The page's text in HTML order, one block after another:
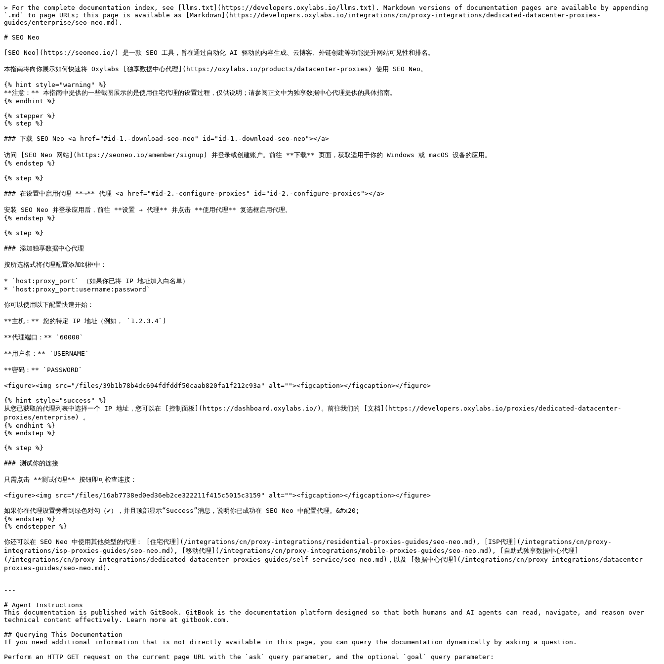
> For the complete documentation index, see [llms.txt](https://developers.oxylabs.io/llms.txt). Markdown versions of documentation pages are available by appending
`.md` to page URLs; this page is available as [Markdown](https://developers.oxylabs.io/integrations/cn/proxy-integrations/dedicated-datacenter-proxies-
guides/enterprise/seo-neo.md).
# SEO Neo
[SEO Neo](https://seoneo.io/) 是一款 SEO 工具，旨在通过自动化 AI 驱动的内容生成、云博客、外链创建等功能提升网站可见性和排名。
本指南将向你展示如何快速将 Oxylabs [独享数据中心代理](https://oxylabs.io/products/datacenter-proxies) 使用 SEO Neo。
{% hint style="warning" %}
**注意：** 本指南中提供的一些截图展示的是使用住宅代理的设置过程，仅供说明；请参阅正文中为独享数据中心代理提供的具体指南。
{% endhint %}
{% stepper %}
{% step %}
### 下载 SEO Neo <a href="#id-1.-download-seo-neo" id="id-1.-download-seo-neo"></a>
访问 [SEO Neo 网站](https://seoneo.io/amember/signup) 并登录或创建账户。前往 **下载** 页面，获取适用于你的 Windows 或 macOS 设备的应用。
{% endstep %}
{% step %}
### 在设置中启用代理 **→** 代理 <a href="#id-2.-configure-proxies" id="id-2.-configure-proxies"></a>
安装 SEO Neo 并登录应用后，前往 **设置 → 代理** 并点击 **使用代理** 复选框启用代理。
{% endstep %}
{% step %}
### 添加独享数据中心代理
按所选格式将代理配置添加到框中：
* `host:proxy_port` （如果你已将 IP 地址加入白名单）
* `host:proxy_port:username:password`
你可以使用以下配置快速开始：
**主机：** 您的特定 IP 地址（例如， `1.2.3.4`)
**代理端口：** `60000`
**用户名：** `USERNAME`
**密码：** `PASSWORD`
<figure><img src="/files/39b1b78b4dc694fdfddf50caab820fa1f212c93a" alt=""><figcaption></figcaption></figure>
{% hint style="success" %}
从您已获取的代理列表中选择一个 IP 地址，您可以在 [控制面板](https://dashboard.oxylabs.io/)。前往我们的 [文档](https://developers.oxylabs.io/proxies/dedicated-datacenter-
proxies/enterprise) 。
{% endhint %}
{% endstep %}
{% step %}
### 测试你的连接
只需点击 **测试代理** 按钮即可检查连接：
<figure><img src="/files/16ab7738ed0ed36eb2ce322211f415c5015c3159" alt=""><figcaption></figcaption></figure>
如果你在代理设置旁看到绿色对勾（✔️），并且顶部显示“Success”消息，说明你已成功在 SEO Neo 中配置代理。&#x20;
{% endstep %}
{% endstepper %}
你还可以在 SEO Neo 中使用其他类型的代理： [住宅代理](/integrations/cn/proxy-integrations/residential-proxies-guides/seo-neo.md), [ISP代理](/integrations/cn/proxy-
integrations/isp-proxies-guides/seo-neo.md), [移动代理](/integrations/cn/proxy-integrations/mobile-proxies-guides/seo-neo.md), [自助式独享数据中心代理]
(/integrations/cn/proxy-integrations/dedicated-datacenter-proxies-guides/self-service/seo-neo.md)，以及 [数据中心代理](/integrations/cn/proxy-integrations/datacenter-
proxies-guides/seo-neo.md).
---
# Agent Instructions
This documentation is published with GitBook. GitBook is the documentation platform designed so that both humans and AI agents can read, navigate, and reason over
technical content effectively. Learn more at gitbook.com.
## Querying This Documentation
If you need additional information that is not directly available in this page, you can query the documentation dynamically by asking a question.
Perform an HTTP GET request on the current page URL with the `ask` query parameter, and the optional `goal` query parameter: